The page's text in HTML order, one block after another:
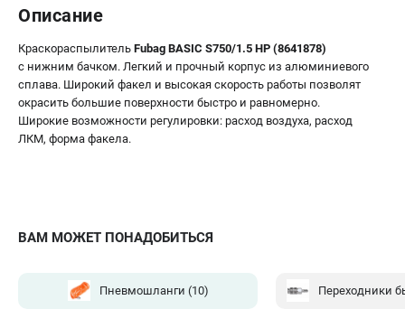
ВАМ МОЖЕТ ПОНАДОБИТЬСЯ
Пневмошланги (10) Переходники
Описание
Краскораспылитель Fubag BASIC S750/1.5 HP (8641878)
c нижним бачком. Легкий и прочный корпус из алюминиевого
сплава. Широкий факел и высокая скорость работы позволят
окрасить большие поверхности быстро и равномерно.
Широкие возможности регулировки: расход воздуха, расход
ЛКМ, форма факела.